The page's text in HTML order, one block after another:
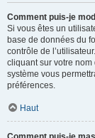
Comment puis-je
Si vous êtes un
base de données du
contrôle de
cliquant sur votre nom
système vous
préférences.
Haut